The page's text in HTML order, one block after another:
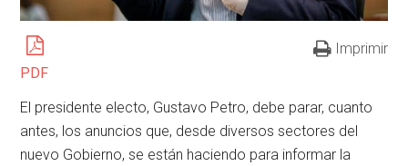
PDF
Imprimir
El presidente electo, Gustavo Petro, debe parar, cuanto
antes, los anuncios que, desde diversos sectores del
nuevo Gobierno, se están haciendo para informar la